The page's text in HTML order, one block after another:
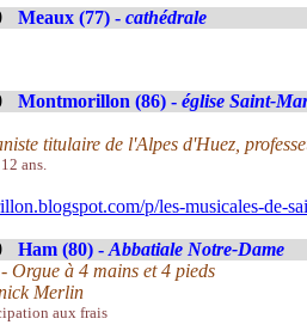
Meaux (77) - cathédrale
Montmorillon (86) - église Saint-
titulaire de l'Alpes d'Huez,
ans.
p/les-musicales-de-
Ham (80) - Abbatiale Notre-Dame
Orgue à 4 mains et 4 pieds
Merlin
aux frais